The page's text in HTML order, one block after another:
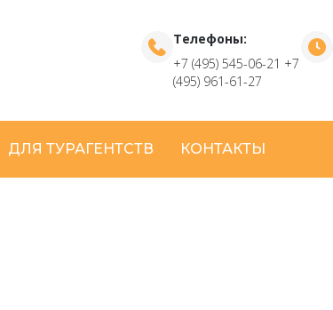
Телефоны:
+7 (495) 545-06-21 +7
(495) 961-61-27
ДЛЯ ТУРАГЕНТСТВ КОНТАКТЫ